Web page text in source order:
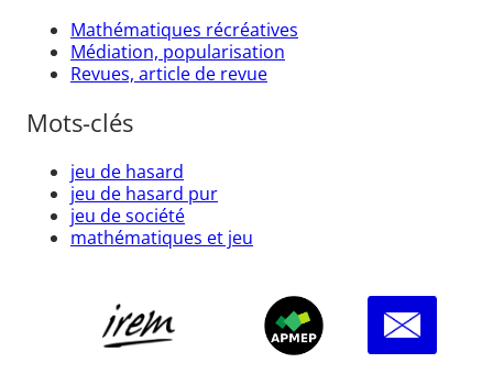
Mathématiques récréatives
Médiation, popularisation
Revues, article de revue
Mots-clés
jeu de hasard
jeu de hasard pur
jeu de société
mathématiques et jeu